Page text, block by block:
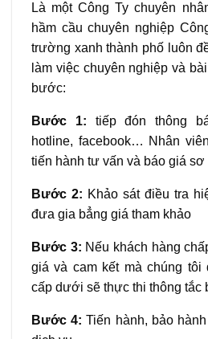
Là một Công Ty chuyên
hầm cầu chuyên nghiệp
trường xanh thành phố luôn
làm việc chuyên nghiệp và
bước:
Bước 1: tiếp đón thông
hotline, facebook… Nhân
tiến hành tư vấn và báo giá sơ
Bước 2: Khảo sát điều tra
đưa gia bẳng giá tham khảo
Bước 3: Nếu khách hàng
giá và cam kết mà chúng tôi
cấp dưới sẽ thực thi thông tắc
Bước 4: Tiến hành, bảo